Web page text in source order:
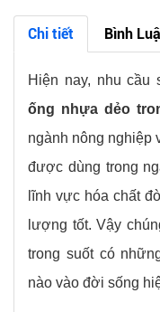
Chi tiết Bình
Hiện nay, nhu cầu
ống nhựa dẻo
ngành nông nghiệp
được dùng trong
lĩnh vực hóa chất
lượng tốt. Vậy
trong suốt có
nào vào đời sống